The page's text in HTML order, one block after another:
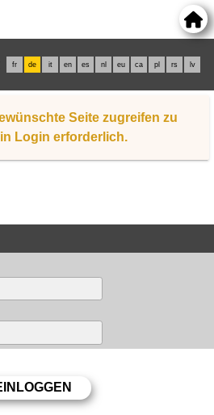
fr de it en es nl eu ca pl rs lv
Seite zugreifen zu
Login erforderlich.